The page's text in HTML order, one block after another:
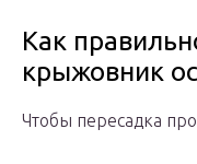
Как
крыжовник
Чтобы пересадка